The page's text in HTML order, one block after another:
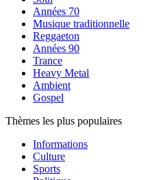
Années 70
Musique traditionnelle
Reggaeton
Années 90
Trance
Heavy Metal
Ambient
Gospel
Thèmes les plus populaires
Informations
Culture
Sports